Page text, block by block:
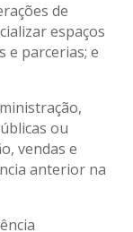
de
espaços
e parcerias; e
ou
vendas e
anterior na